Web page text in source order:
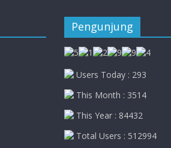
Pengunjung
Users Today : 293
This Month : 3514
This Year : 84432
Total Users : 512994